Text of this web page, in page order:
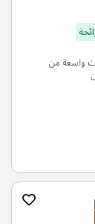
واسعة من